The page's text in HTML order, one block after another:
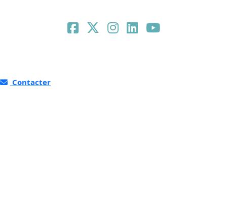
Contacter